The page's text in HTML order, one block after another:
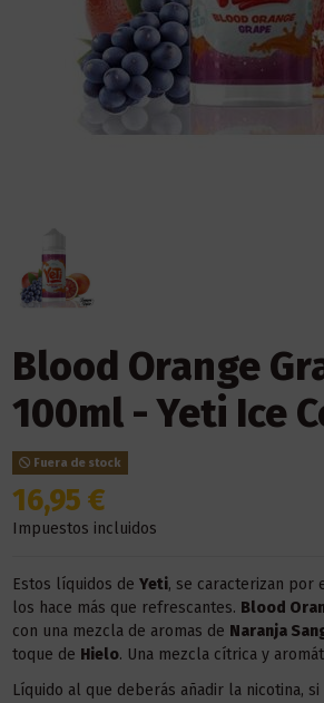
Blood Orange
100ml - Yeti Ice
Fuera de stock
16,95 €
Impuestos incluidos
Estos líquidos de Yeti, se caracterizan por
los hace más que refrescantes. Blood
con una mezcla de aromas de Naranja
toque de Hielo. Una mezcla cítrica y
Líquido al que deberás añadir la nicotina,